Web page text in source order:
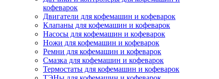
кофеварок
Двигатели для кофемашин и кофеварок
Клапаны для кофемашин и кофеварок
Насосы для кофемашин и кофеварок
Ножи для кофемашин и кофеварок
Ремни для кофемашин и кофеварок
Смазка для кофемашин и кофеварок
Термостаты для кофемашин и кофеварок